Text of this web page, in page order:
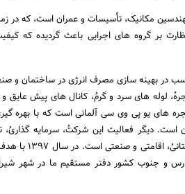
مکانیک، تأسیسات و عمران است، که در
بر گروه های اجرایی باعث گردیده که
در بهینه سازی مصرف انرژی در ساختمان و
لوله های سرد و گرمُ، کانال های پیش
های یو پی وی سی آلمانی است که با بهره
دیگر فعالیت این شرکتُ، سرمایه گذاریُ،
پروژه های
و جنوب کشور دفتر مستقیم ما در شهر